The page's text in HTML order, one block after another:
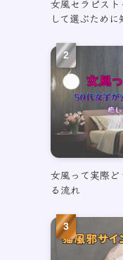
女風セラピス
して選ぶために
女風って実際ど
る流れ